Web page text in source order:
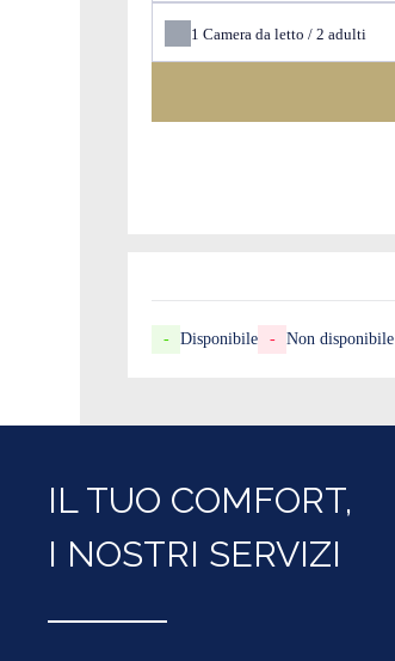
1Camera da letto /2adulti
- Disponibile - Non disponibile
IL TUO COMFORT,
I NOSTRI SERVIZI